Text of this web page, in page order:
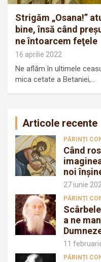
Strigăm „Osa­na!”
bine, însă când
ne întoarcem feţele
16 aprilie 2022
Ne aflăm în ultimele
mica cetate a Betaniei,…
Articole recente
PĂRINȚI
Când
noi
27 iunie
PĂRINȚI
a ne
11
PĂRINȚI